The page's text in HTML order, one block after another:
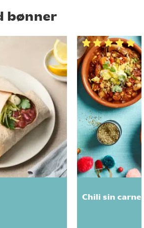
bønner
Chili sin carne